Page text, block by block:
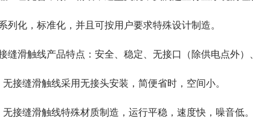
列化，标准化，并且可按用户要求特殊设计制造。
滑触线产品特点：安全、稳定、无接口（除供电点外）
缝滑触线采用无接头安装，简便省时，空间小。
缝滑触线特殊材质制造，运行平稳，速度快，噪音低。